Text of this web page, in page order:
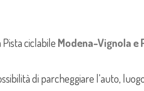
ciclabile Modena-Vignola e
di parcheggiare l’auto,